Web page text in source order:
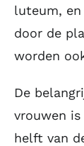
luteum,
door de
worden
De
vrouwen
helft van